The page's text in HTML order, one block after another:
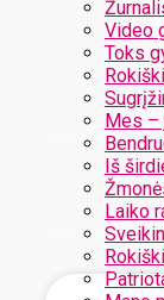
Video
Toks
Mes –
Iš
Laiko